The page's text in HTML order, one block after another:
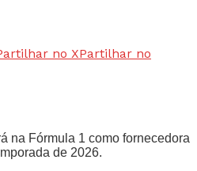
no XPartilhar no
na Fórmula 1 como fornecedora
de 2026.